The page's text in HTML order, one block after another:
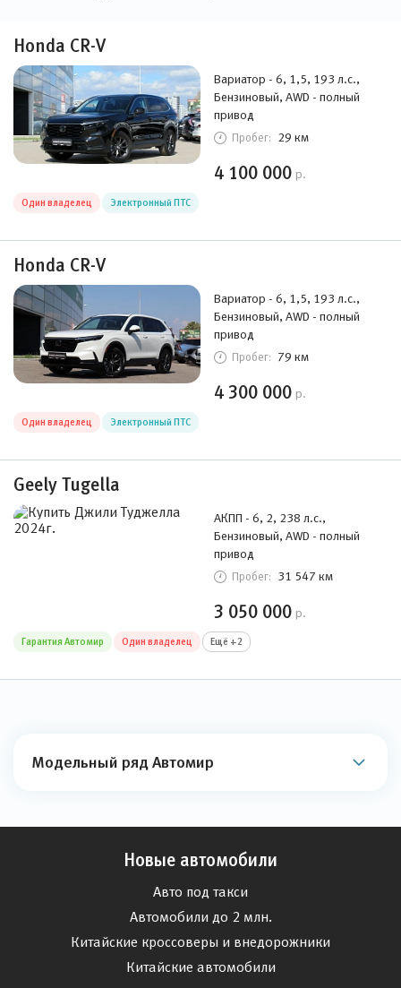
Honda CR-V
Вариатор - 6, 1,5, 193 л.с.,
Бензиновый, AWD - полный
привод
Пробег: 29 км
4 100 000 р.
Один владелец Электронный ПТС
Honda CR-V
Вариатор - 6, 1,5, 193 л.с.,
Бензиновый, AWD - полный
привод
Пробег: 79 км
4 300 000 р.
Один владелец Электронный ПТС
Geely Tugella
АКПП - 6, 2, 238 л.с.,
Бензиновый, AWD - полный
привод
Пробег: 31 547 км
3 050 000 р.
Гарантия Автомир Один владелец Ещё +2
Модельный ряд Автомир
Новые автомобили
Авто под такси
Автомобили до 2 млн.
Китайские кроссоверы и внедорожники
Китайские автомобили